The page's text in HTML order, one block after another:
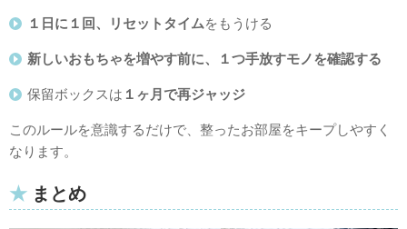
１日に１回、リセットタイムをもうける
新しいおもちゃを増やす前に、１つ手放すモノを確認する
保留ボックスは １ヶ月で再ジャッジ
このルールを意識するだけで、整ったお部屋をキープしやすく
なります。
まとめ